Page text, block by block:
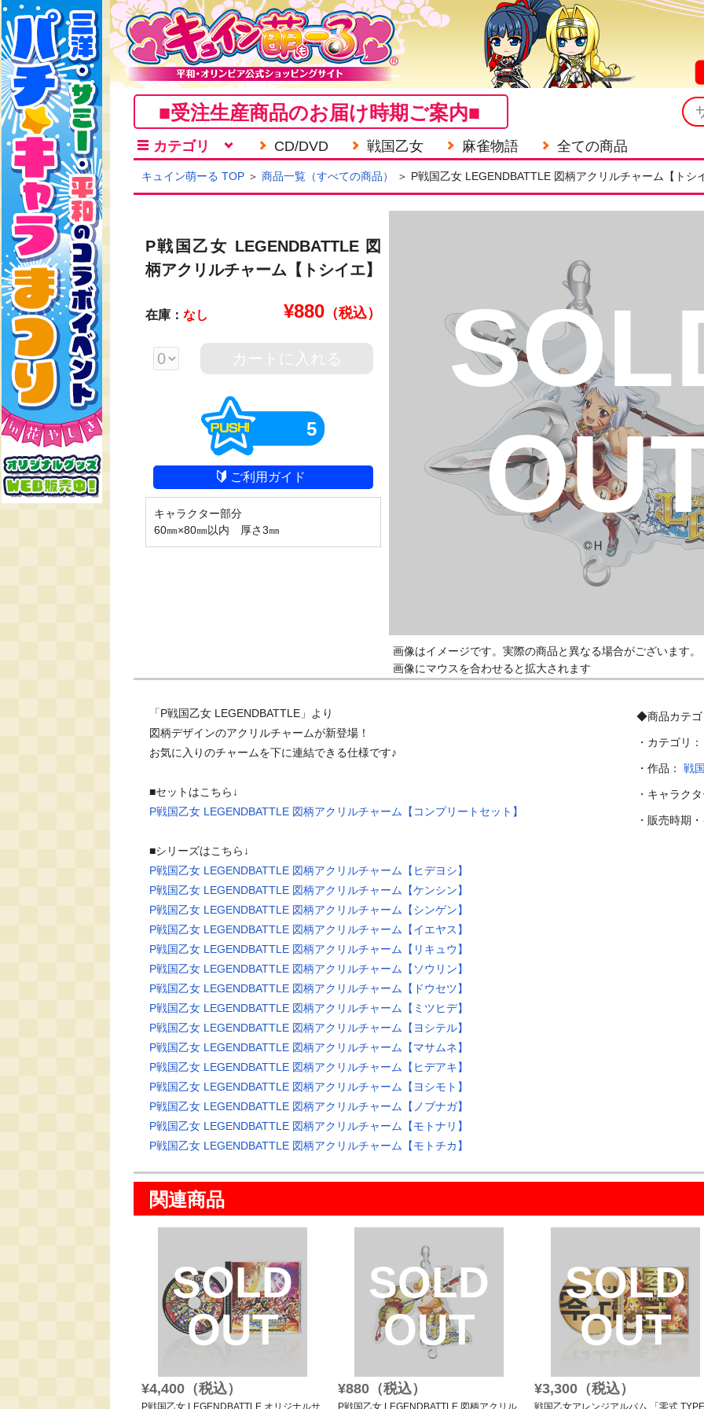
■受注生産商品のお届け時期ご案内■
カテゴリ CD/DVD 戦国乙女 麻雀物語 全ての商品
キュイン萌ーる TOP ＞ 商品一覧（すべての商品） ＞ P戦国乙女 LEGENDBATTLE 図柄アクリルチャーム【トシ
P戦国乙女 LEGENDBATTLE 図
柄アクリルチャーム【トシイエ】
在庫： なし ¥880 （税込）
カートに入れる
5
ご利用ガイド
キャラクター部分
60㎜×80㎜以内　厚さ3㎜
画像はイメージです。実際の商品と異なる場合がございます。
画像にマウスを合わせると拡大されます
「P戦国乙女 LEGENDBATTLE」より
図柄デザインのアクリルチャームが新登場！
お気に入りのチャームを下に連結できる仕様です♪
P戦国乙女 LEGENDBATTLE 図柄アクリルチャーム【コンプリートセット】
P戦国乙女 LEGENDBATTLE 図柄アクリルチャーム【ヒデヨシ】
P戦国乙女 LEGENDBATTLE 図柄アクリルチャーム【ケンシン】
P戦国乙女 LEGENDBATTLE 図柄アクリルチャーム【シンゲン】
P戦国乙女 LEGENDBATTLE 図柄アクリルチャーム【イエヤス】
P戦国乙女 LEGENDBATTLE 図柄アクリルチャーム【リキュウ】
P戦国乙女 LEGENDBATTLE 図柄アクリルチャーム【ソウリン】
P戦国乙女 LEGENDBATTLE 図柄アクリルチャーム【ドウセツ】
P戦国乙女 LEGENDBATTLE 図柄アクリルチャーム【ミツヒデ】
P戦国乙女 LEGENDBATTLE 図柄アクリルチャーム【ヨシテル】
P戦国乙女 LEGENDBATTLE 図柄アクリルチャーム【マサムネ】
P戦国乙女 LEGENDBATTLE 図柄アクリルチャーム【ヒデアキ】
P戦国乙女 LEGENDBATTLE 図柄アクリルチャーム【ヨシモト】
P戦国乙女 LEGENDBATTLE 図柄アクリルチャーム【ノブナガ】
P戦国乙女 LEGENDBATTLE 図柄アクリルチャーム【モトナリ】
P戦国乙女 LEGENDBATTLE 図柄アクリルチャーム【モトチカ】
◆商品カテゴ
・カテゴリ
・作品： 戦
・キャラク
・販売時期
関連商品
SOLD
OUT
¥4,400（税込）
SOLD
OUT
¥880（税込）
SOLD
OUT
¥3,300（税込）